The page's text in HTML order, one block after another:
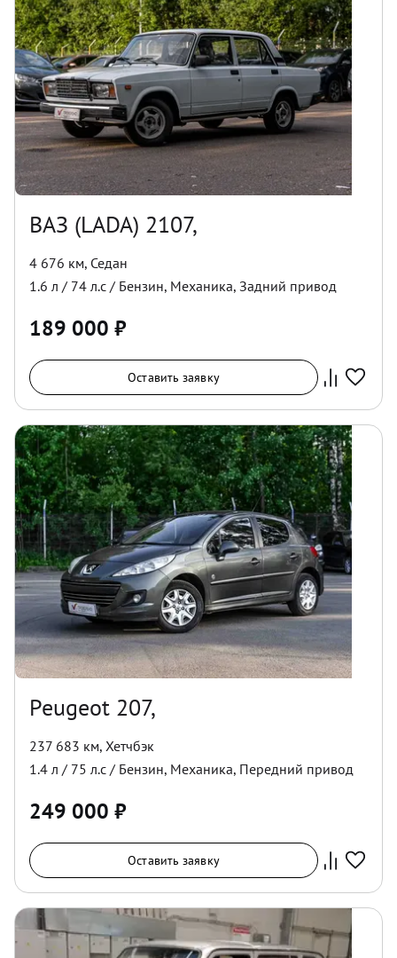
ВАЗ (LADA) 2107,
4 676 км, Седан
1.6 л / 74 л.с / Бензин, Механика, Задний привод
189 000 ₽
Оставить заявку
Peugeot 207,
237 683 км, Хетчбэк
1.4 л / 75 л.с / Бензин, Механика, Передний привод
249 000 ₽
Оставить заявку